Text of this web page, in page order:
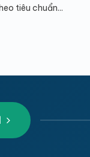
tiêu chuẩn...